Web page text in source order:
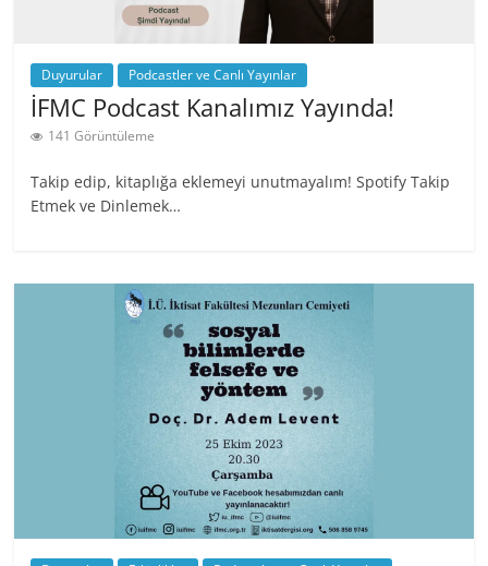
Duyurular Podcastler ve Canlı Yayınlar
İFMC Podcast Kanalımız Yayında!
141 Görüntüleme
Takip edip, kitaplığa eklemeyi unutmayalım! Spotify Takip
Etmek ve Dinlemek…